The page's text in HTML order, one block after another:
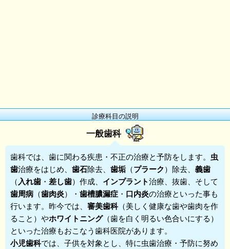
診療科目の説明
一般歯科
歯科では、歯に関わる疾患・不正の治療と予防をします。 虫
歯治療をはじめ、 歯石除去、 歯垢 （プラーク）除去、 義歯
（入れ歯 ・ 差し歯）作成、 インプラント治療、抜歯、そして
歯周病 （歯肉炎）・ 歯槽膿漏症 ・ 口内炎の治療といった事も
行います。昨今では、 審美歯科（美しく健康な歯や歯肉を作
ること）やホワイトニング（歯を白く明るい色合いにする）
といった治療もおこなう歯科医院があります。
小児歯科では、子供を対象とし、特に虫歯治療・予防に努め